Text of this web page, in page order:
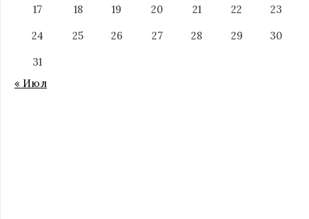
17
18 19 20 21 22
23
24
25 26 27 28 29
30
31
« Июл